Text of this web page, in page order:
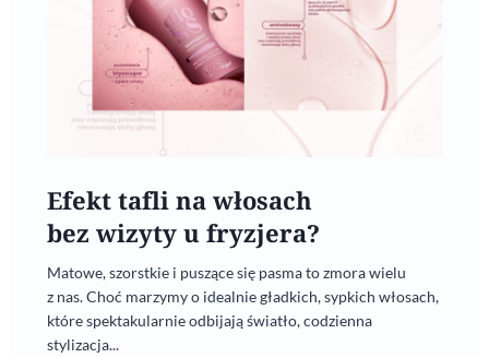
Efekt tafli na włosach
bez wizyty u fryzjera?
Matowe, szorstkie i puszące się pasma to zmora wielu
z nas. Choć marzymy o idealnie gładkich, sypkich włosach,
które spektakularnie odbijają światło, codzienna
stylizacja...